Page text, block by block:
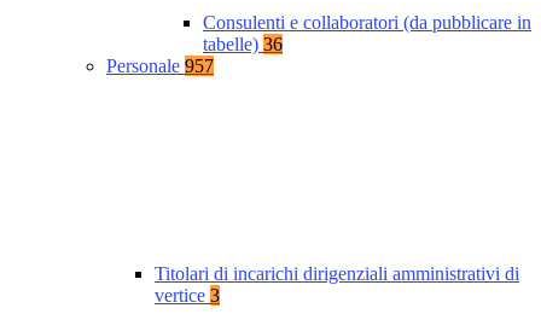
Consulenti e collaboratori (da pubblicare in
tabelle) 36
Personale 957
Titolari di incarichi dirigenziali amministrativi di
vertice 3